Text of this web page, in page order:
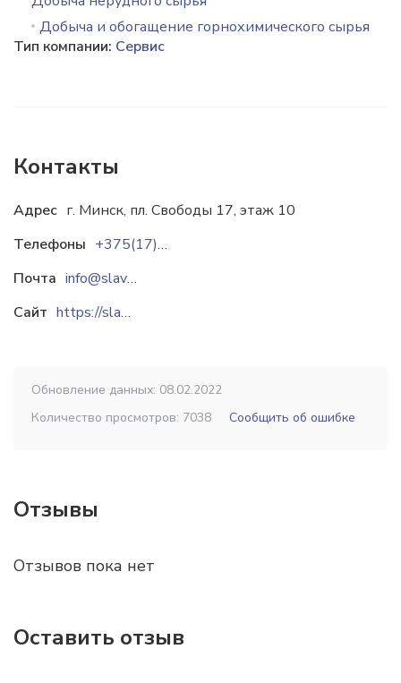
Добыча и обогащение горнохимического сырья
Тип компании: Сервис
Контакты
Адрес г. Минск, пл. Свободы 17, этаж 10
Телефоны
+375(17)336-94-93
Почта
info@slavkaliy.com
Сайт
https://slavkaliy.com
Обновление данных: 08.02.2022
Количество просмотров: 7038
Сообщить об ошибке
Отзывы
Отзывов пока нет
Оставить отзыв